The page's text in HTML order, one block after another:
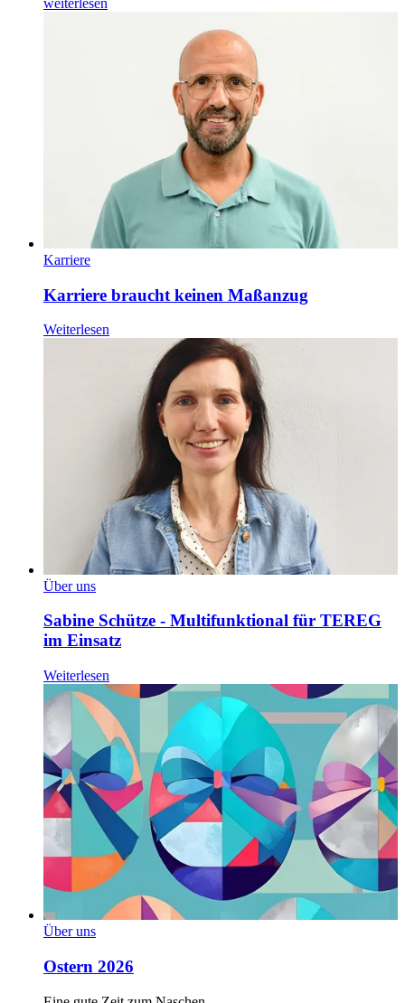
weiterlesen
Karriere
Karriere braucht keinen Maßanzug
Weiterlesen
Über uns
Sabine Schütze - Multifunktional für TEREG
im Einsatz
Weiterlesen
Über uns
Ostern 2026